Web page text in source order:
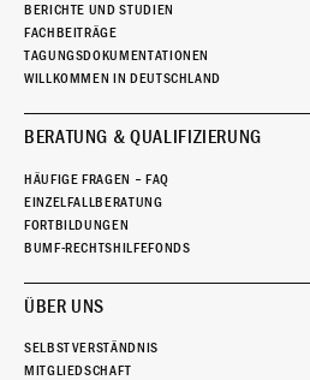
BERICHTE UND STUDIEN
FACHBEITRÄGE
TAGUNGSDOKUMENTATIONEN
WILLKOMMEN IN DEUTSCHLAND
BERATUNG & QUALIFIZIERUNG
HÄUFIGE FRAGEN – FAQ
EINZELFALLBERATUNG
FORTBILDUNGEN
BUMF-RECHTSHILFEFONDS
ÜBER UNS
SELBSTVERSTÄNDNIS
MITGLIEDSCHAFT